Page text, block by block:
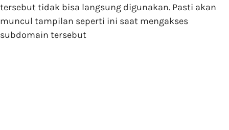
tersebut tidak bisa langsung digunakan. Pasti akan
muncul tampilan seperti ini saat mengakses
subdomain tersebut